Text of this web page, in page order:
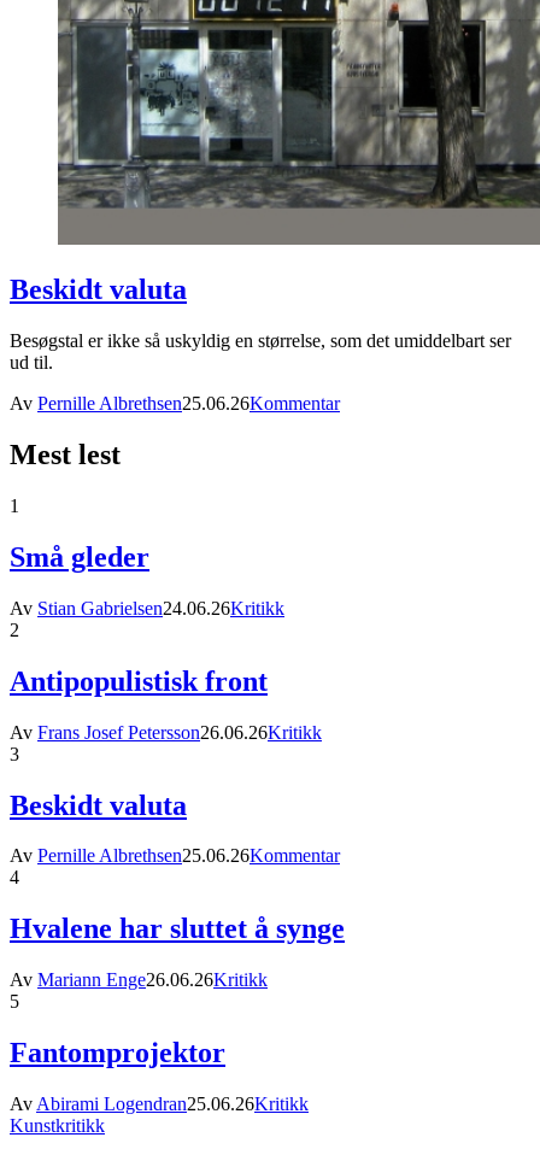
Beskidt valuta
Besøgstal er ikke så uskyldig en størrelse, som det umiddelbart ser
ud til.
Av Pernille Albrethsen25.06.26Kommentar
Mest lest
1
Små gleder
Av Stian Gabrielsen24.06.26Kritikk
2
Antipopulistisk front
Av Frans Josef Petersson26.06.26Kritikk
3
Beskidt valuta
Av Pernille Albrethsen25.06.26Kommentar
4
Hvalene har sluttet å synge
Av Mariann Enge26.06.26Kritikk
5
Fantomprojektor
Av Abirami Logendran25.06.26Kritikk
Kunstkritikk